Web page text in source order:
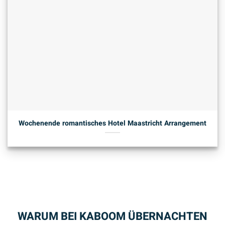
Wochenende romantisches Hotel Maastricht Arrangement
WARUM BEI KABOOM ÜBERNACHTEN